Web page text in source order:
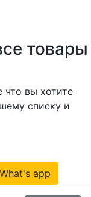
товары
что вы хотите
списку и
app